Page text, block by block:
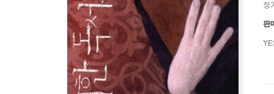
정
판